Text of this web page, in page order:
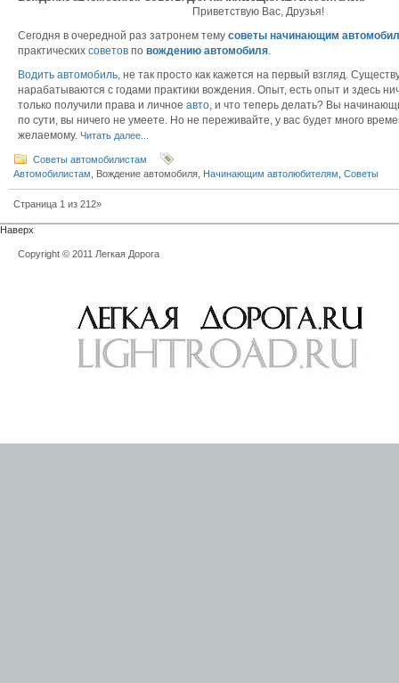
Приветствую Вас, Друзья!
Сегодня в очередной раз затронем тему советы начинающим
практических советов по вождению автомобиля.
Водить автомобиль, не так просто как кажется на первый взгляд.
нарабатываются с годами практики вождения. Опыт, есть опыт и здесь
только получили права и личное авто, и что теперь делать? Вы
по сути, вы ничего не умеете. Но не переживайте, у вас будет много
желаемому. Читать далее...
Советы автомобилистам
Автомобилистам , Вождение автомобиля, Начинающим автолюбителям Советы
Страница 1 из 212»
Наверх
Copyright © 2011 Легкая Дорога